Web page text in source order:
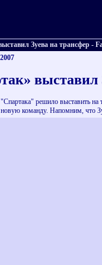
Зуева на трансфер -
выставил
решило выставить на
новую команду. Напомним, что